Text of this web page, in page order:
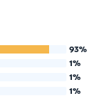
93%
1%
1%
1%